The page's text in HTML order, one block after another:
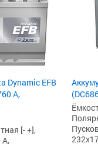
Dynamic EFB
А,
[- +],
А,